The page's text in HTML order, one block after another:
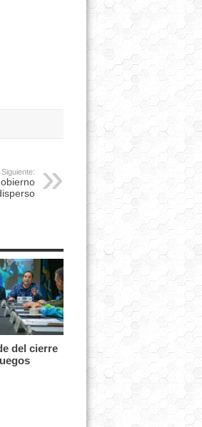
Siguiente:
del cierre